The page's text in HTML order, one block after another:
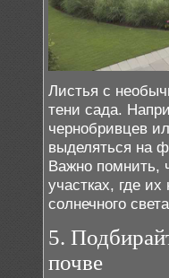
Листья с
тени сада.
чернобривцев
выделяться на
Важно помнить,
участках, где
солнечного
5.
почве